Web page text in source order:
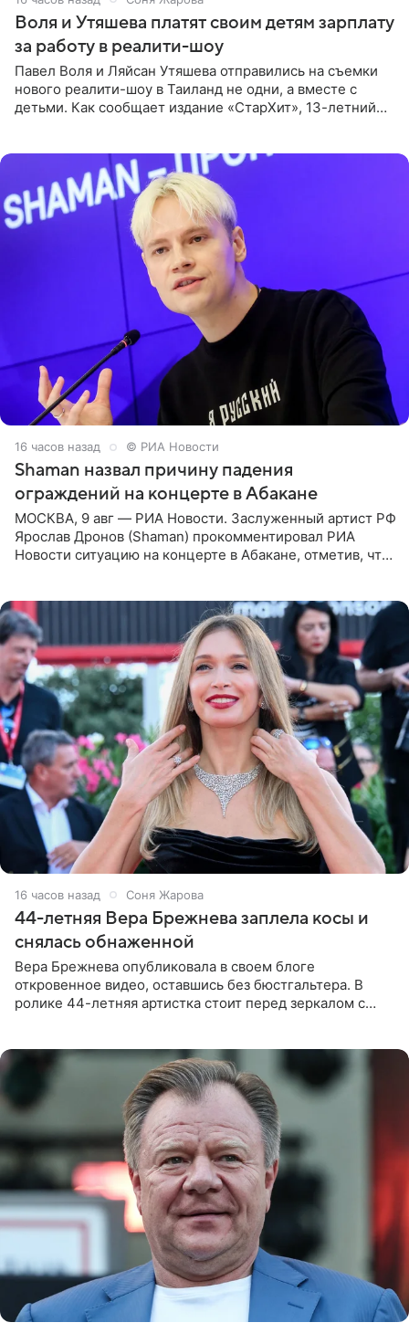
Воля и Утяшева платят своим детям зарплату
за работу в реалити-шоу
Павел Воля и Ляйсан Утяшева отправились на съемки
нового реалити-шоу в Таиланд не одни, а вместе с
детьми. Как сообщает издание «СтарХит», 13-летний
16 часов назад © РИА Новости
Shaman назвал причину падения
ограждений на концерте в Абакане
МОСКВА, 9 авг — РИА Новости. Заслуженный артист РФ
Ярослав Дронов (Shaman) прокомментировал РИА
Новости ситуацию на концерте в Абакане, отметив, что
16 часов назад Соня Жарова
44-летняя Вера Брежнева заплела косы и
снялась обнаженной
Вера Брежнева опубликовала в своем блоге
откровенное видео, оставшись без бюстгальтера. В
ролике 44-летняя артистка стоит перед зеркалом с